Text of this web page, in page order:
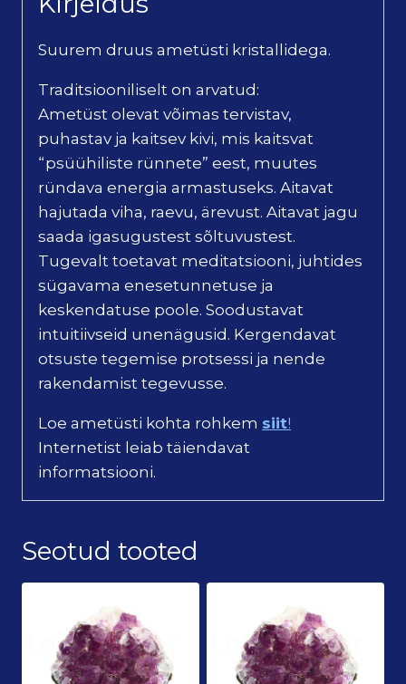
Suurem druus ametüsti kristallidega.
Traditsiooniliselt on arvatud:
Ametüst olevat võimas tervistav,
puhastav ja kaitsev kivi, mis kaitsvat
“psüühiliste rünnete” eest, muutes
ründava energia armastuseks. Aitavat
hajutada viha, raevu, ärevust. Aitavat jagu
saada igasugustest sõltuvustest.
Tugevalt toetavat meditatsiooni, juhtides
sügavama enesetunnetuse ja
keskendatuse poole. Soodustavat
intuitiivseid unenägusid. Kergendavat
otsuste tegemise protsessi ja nende
rakendamist tegevusse.
Loe ametüsti kohta rohkem siit!
Internetist leiab täiendavat
informatsiooni.
Seotud tooted